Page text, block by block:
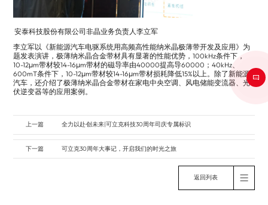
安泰科技股份有限公司非晶业务负责人李立军
李立军以《新能源汽车电驱系统用高频高性能纳米晶极薄带开发及应用》为
题发表演讲，极薄纳米晶合金带材具有显著的性能优势，100kHz条件下，
10-12μm带材较14-16μm带材的磁导率由40000提高导60000；40kHz、
600mT条件下，10-12μm带材较14-16μm带材损耗降低15%以上。除了新能源
汽车，还介绍了极薄纳米晶合金带材在家电中央空调、风电储能变流器、光
伏逆变器等的应用案例。
上一篇 全力以赴·创未来|可立克科技30周年司庆专属标识
下一篇 可立克30周年大事记，开启我们的时光之旅
返回列表